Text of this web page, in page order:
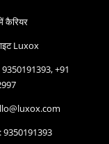
कैरियर
Luxox
+91
: 9350191393